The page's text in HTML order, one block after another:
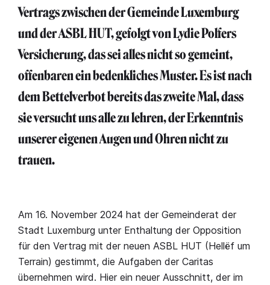
Vertrags zwischen der Gemeinde Luxemburg
und der ASBL HUT, gefolgt von Lydie Polfers
Versicherung, das sei alles nicht so gemeint,
offenbaren ein bedenkliches Muster. Es ist nach
dem Bettelverbot bereits das zweite Mal, dass
sie versucht uns alle zu lehren, der Erkenntnis
unserer eigenen Augen und Ohren nicht zu
trauen.
Am 16. November 2024 hat der Gemeinderat der
Stadt Luxemburg unter Enthaltung der Opposition
für den Vertrag mit der neuen ASBL HUT (Hellëf um
Terrain) gestimmt, die Aufgaben der Caritas
übernehmen wird. Hier ein neuer Ausschnitt, der im